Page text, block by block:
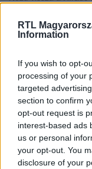
RTL
Information
If you wish to opt-
processing of your
targeted
section to confirm
opt-out request is
interest-based ads
us or personal
your opt-out. You
disclosure of your
legyen a